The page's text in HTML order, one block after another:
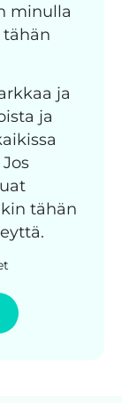
minulla
ja
ja
tähän